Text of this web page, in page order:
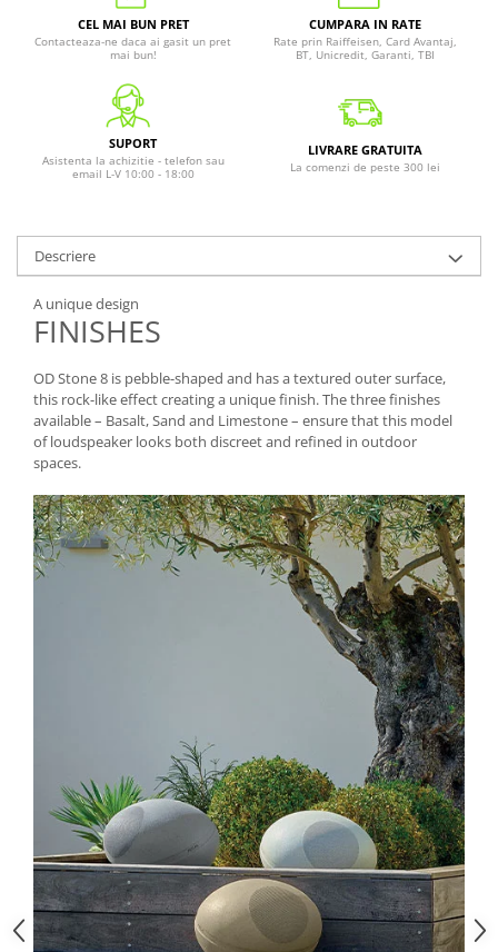
CEL MAI BUN PRET
Contacteaza-ne daca ai gasit un pret
mai bun!
CUMPARA IN RATE
Rate prin Raiffeisen, Card Avantaj,
BT, Unicredit, Garanti, TBI
SUPORT
Asistenta la achizitie - telefon sau
email L-V 10:00 - 18:00
LIVRARE GRATUITA
La comenzi de peste 300 lei
Descriere
A unique design
FINISHES
OD Stone 8 is pebble-shaped and has a textured outer surface,
this rock-like effect creating a unique finish. The three finishes
available – Basalt, Sand and Limestone – ensure that this model
of loudspeaker looks both discreet and refined in outdoor
spaces.